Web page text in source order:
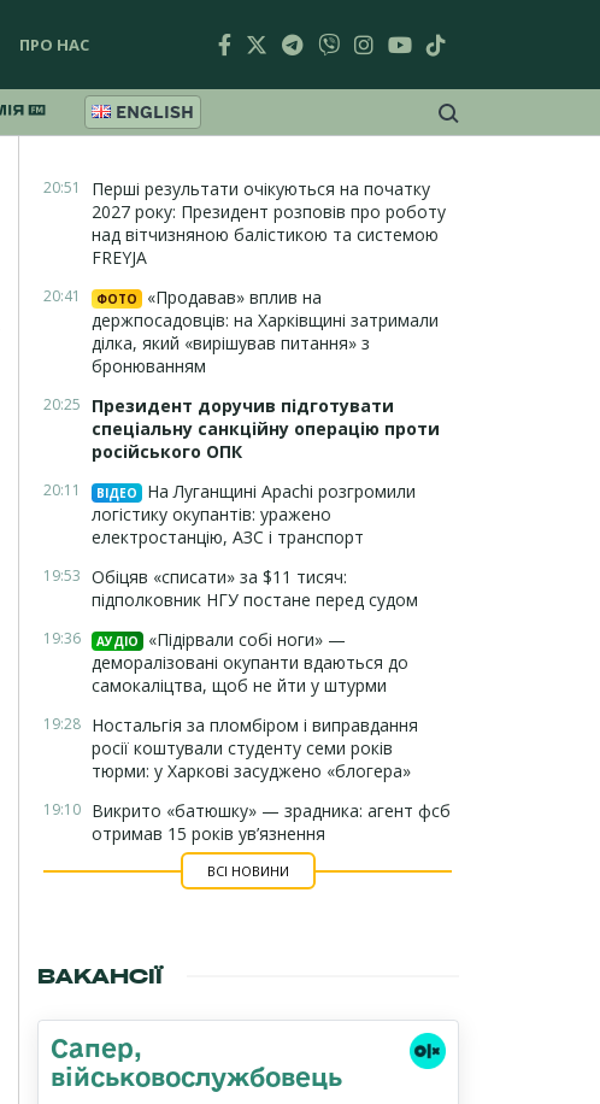
ПРО НАС
ENGLISH
20:51
Перші результати очікуються на початку
2027 року: Президент розповів про роботу
над вітчизняною балістикою та системою
FREYJA
20:41 ФОТО
«Продавав» вплив на
держпосадовців: на Харківщині затримали
ділка, який «вирішував питання» з
бронюванням
20:25
Президент доручив підготувати
спеціальну санкційну операцію проти
російського ОПК
20:11 ВІДЕО
На Луганщині Apachi розгромили
логістику окупантів: уражено
електростанцію, АЗС і транспорт
19:53 Обіцяв «списати» за $11 тисяч:
підполковник НГУ постане перед судом
19:36 АУДІО
«Підірвали собі ноги» —
деморалізовані окупанти вдаються до
самокаліцтва, щоб не йти у штурми
19:28 Ностальгія за пломбіром і виправдання
росії коштували студенту семи років
тюрми: у Харкові засуджено «блогера»
19:10 Викрито «батюшку» — зрадника: агент фсб
отримав 15 років ув’язнення
ВСІ НОВИНИ
ВАКАНСІЇ
Сапер,
військовослужбовець